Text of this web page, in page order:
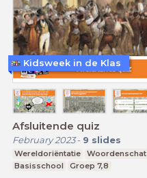
Afsluitende quiz
February 2023- 9 slides
Wereldoriëntatie Woordenschat
Basisschool
Groep 7,8
Kidsweek in de Klas